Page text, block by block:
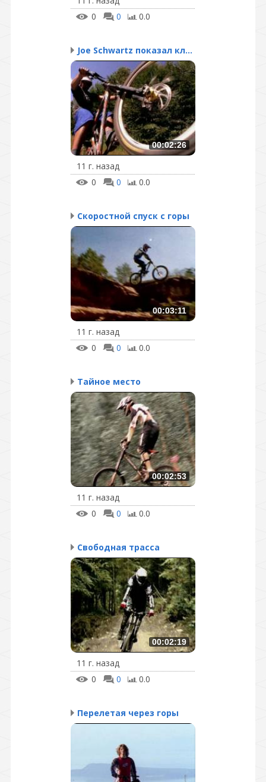
0
0 0.0
Joe Schwartz показал кл...
00:02:26
11 г. назад
0
0 0.0
Скоростной спуск с горы
00:03:11
11 г. назад
0
0 0.0
Тайное место
00:02:53
11 г. назад
0
0 0.0
Свободная трасса
00:02:19
11 г. назад
0
0 0.0
Перелетая через горы